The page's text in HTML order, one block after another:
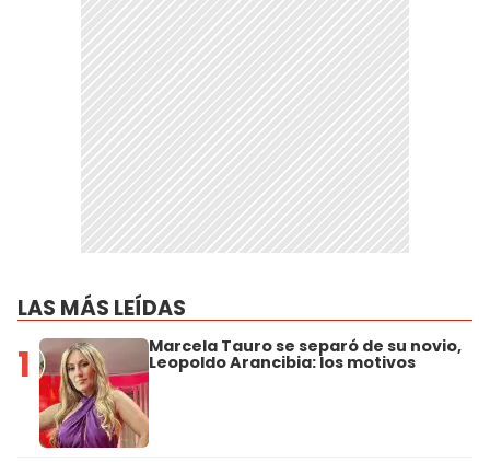
LAS MÁS LEÍDAS
1 Marcela Tauro se separó de su novio,
Leopoldo Arancibia: los motivos